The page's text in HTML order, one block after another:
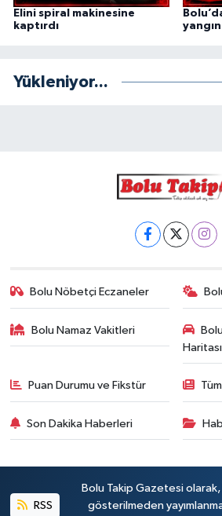
Elini spiral makinesine
kaptırdı
yangın
Yükleniyor...
Bolu Nöbetçi Eczaneler
Bolu Namaz Vakitleri
Haritası
Puan Durumu ve Fikstür
Son Dakika Haberleri
RSS
Bolu Takip Gazetesi
gösterilmeden